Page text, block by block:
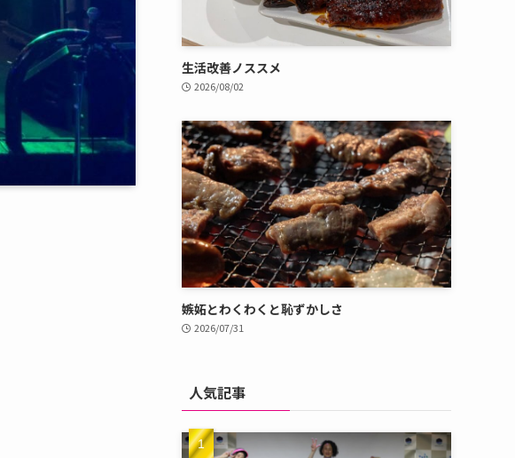
生活改善ノススメ
2026/08/02
嫉妬とわくわくと恥ずかしさ
2026/07/31
人気記事